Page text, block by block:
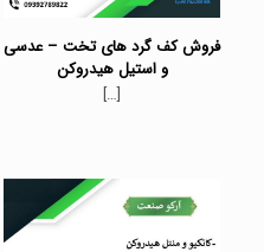
فروش کف گرد های تخت – عدسی
و استیل هیدروکن
[…]